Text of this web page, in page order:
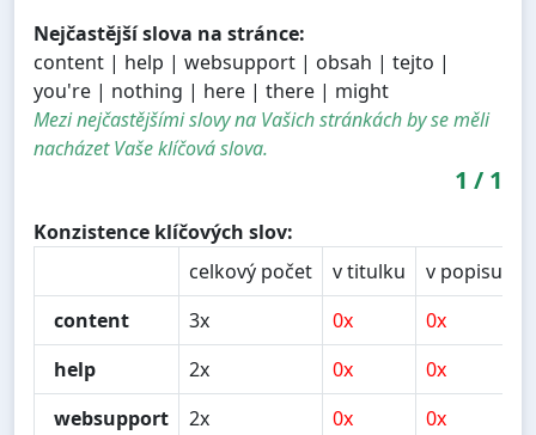
Nejčastější slova na stránce:
content | help | websupport | obsah | tejto |
you're | nothing | here | there | might
Mezi nejčastějšími slovy na Vašich stránkách by se měli
nacházet Vaše klíčová slova.
1 / 1
Konzistence klíčových slov:
celkový počet
v titulku v popisu
content
3x 0x 0x
help
2x 0x 0x
websupport
2x 0x 0x